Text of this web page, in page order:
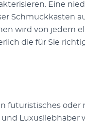
Eine
Schmuckkasten
wird von jedem
die für Sie
futuristisches oder
Luxusliebhaber